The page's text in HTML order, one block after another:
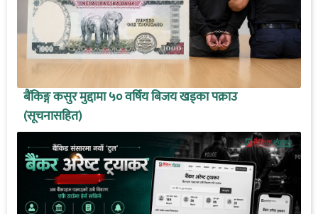
बैंकिङ्ग कसुर मुद्दामा ५० वर्षिय बिजय खड्का पक्राउ
(सूचनासहित)